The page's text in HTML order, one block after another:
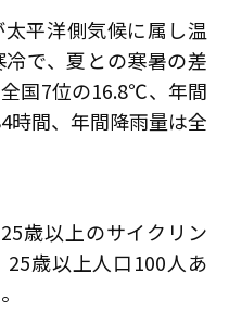
平洋側気候に属し温
で、夏との寒暑の差
国7位の16.8℃、年間
時間、年間降雨量は全
歳以上のサイクリン
歳以上人口100人あ